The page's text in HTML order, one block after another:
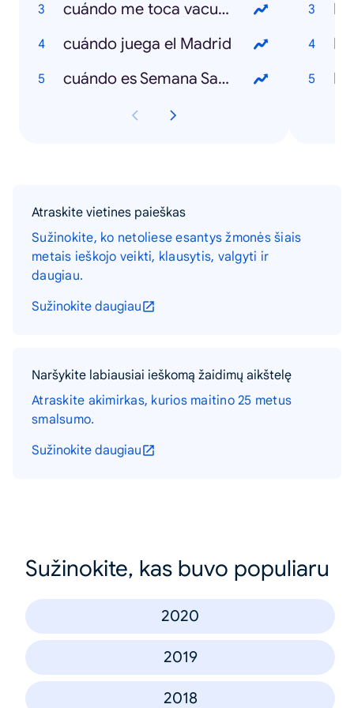
cuándo me toca vacunarme
cuándo juega el Madrid
cuándo es Semana Santa
El
Atraskite vietines paieškas
Sužinokite, ko netoliese esantys žmonės šiais
metais ieškojo veikti, klausytis, valgyti ir
daugiau.
Sužinokite daugiau
Naršykite labiausiai ieškomą žaidimų aikštelę
Atraskite akimirkas, kurios maitino 25 metus
smalsumo.
Sužinokite daugiau
Sužinokite, kas buvo populiaru
2020
2019
2018